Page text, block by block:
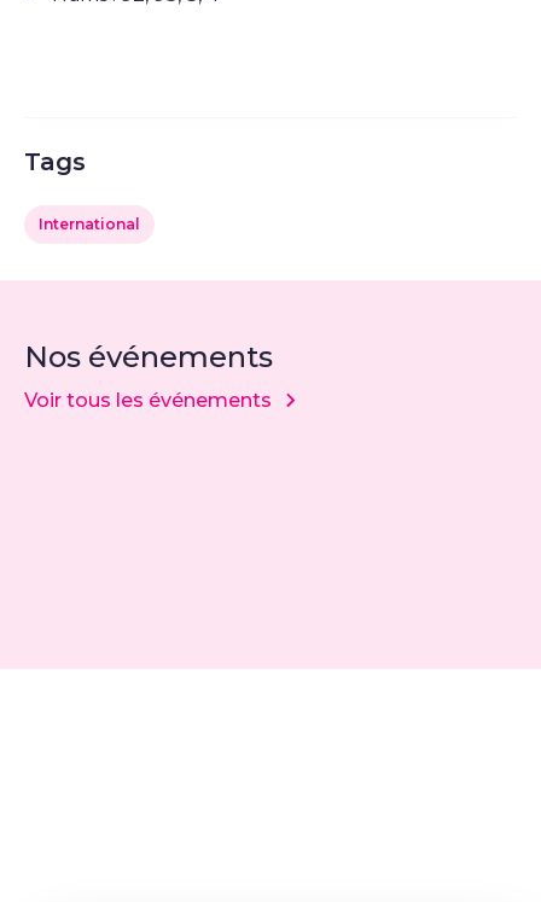
Tags
International
Nos événements
Voir tous les événements